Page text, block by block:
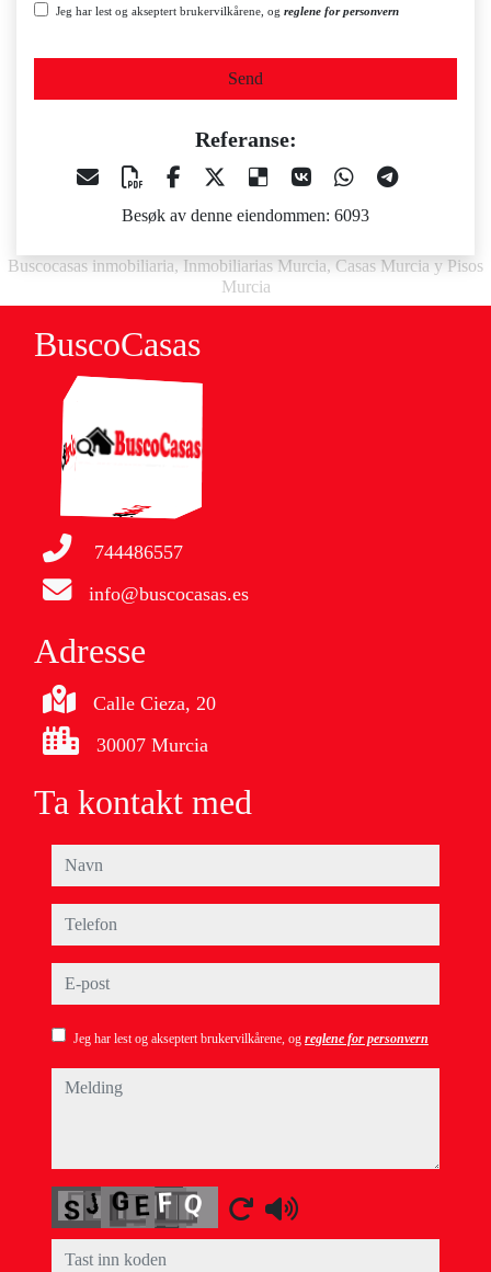
Jeg har lest og akseptert brukervilkårene, og reglene for personvern
Send
Referanse:
Besøk av denne eiendommen: 6093
Buscocasas inmobiliaria, Inmobiliarias Murcia, Casas Murcia y Pisos
Murcia
BuscoCasas
744486557
info@buscocasas.es
Adresse
Calle Cieza, 20
30007 Murcia
Ta kontakt med
navn
telefon
e-post
Jeg har lest og akseptert brukervilkårene, og reglene for personvern
melding
Captcha